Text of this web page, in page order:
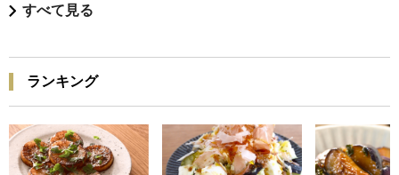
すべて見る
ランキング